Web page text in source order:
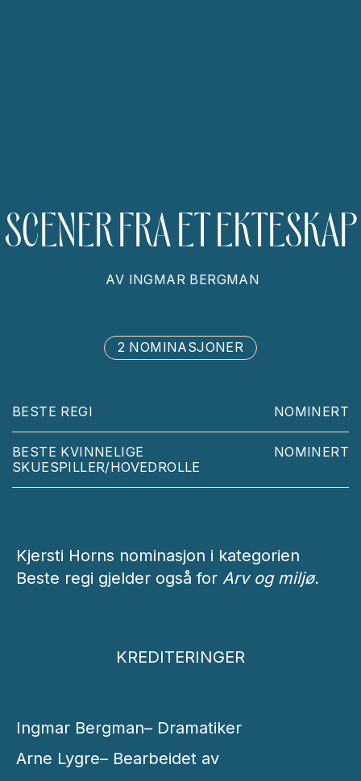
SCENER FRA ET EKTESKAP
AV INGMAR BERGMAN
2 NOMINASJONER
BESTE REGI NOMINERT
BESTE KVINNELIGE
SKUESPILLER/HOVEDROLLE
NOMINERT
Kjersti Horns nominasjon i kategorien
Beste regi gjelder også for Arv og miljø.
KREDITERINGER
Ingmar Bergman– Dramatiker
Arne Lygre– Bearbeidet av